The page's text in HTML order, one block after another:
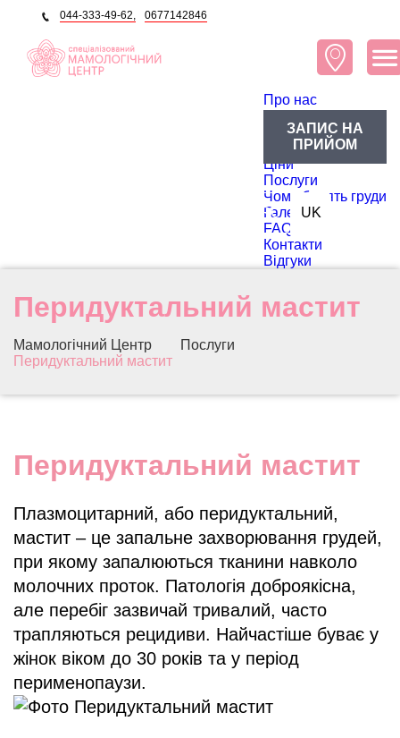
044-333-49-62, 0677142846
Про нас
Блог
Лікарі
Ціни
Послуги
Чому болять груди
Галерея
FAQ
Контакти
Відгуки
RU UK
ЗАПИС НА
ПРИЙОМ
Перидуктальний мастит
Мамологічний Центр
Послуги
Перидуктальний мастит
Перидуктальний мастит
Плазмоцитарний, або перидуктальний,
мастит – це запальне захворювання грудей,
при якому запалюються тканини навколо
молочних проток. Патологія доброякісна,
але перебіг зазвичай тривалий, часто
трапляються рецидиви. Найчастіше буває у
жінок віком до 30 років та у період
перименопаузи.